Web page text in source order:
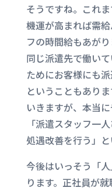
そうですね。これ
機運が高まれば需
フの時間給もあが
同じ派遣先で働い
ためにお客様にも
ということもあり
いきますが、本当
「派遣スタッフ一
処遇改善を行う」と
今後はいっそう「
ります。正社員が